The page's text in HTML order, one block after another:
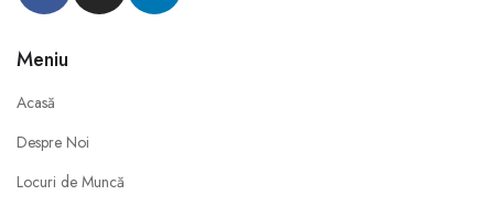
Meniu
Acasă
Despre Noi
Locuri de Muncă